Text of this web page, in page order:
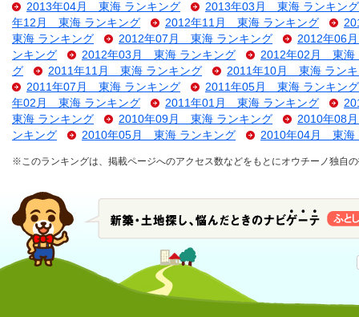
2013年04月 東海 ランキング
2013年03月 東海 ランキング
年12月 東海 ランキング
2012年11月 東海 ランキング
東海 ランキング
2012年07月 東海 ランキング
2012年06
ンキング
2012年03月 東海 ランキング
2012年02月 東海
グ
2011年11月 東海 ランキング
2011年10月 東海 ランキ
2011年07月 東海 ランキング
2011年05月 東海 ランキング
年02月 東海 ランキング
2011年01月 東海 ランキング
東海 ランキング
2010年09月 東海 ランキング
2010年08
ンキング
2010年05月 東海 ランキング 2010年04月 東海
※このランキングは、掲載ページへのアクセス数などをもとにオウチーノ独自